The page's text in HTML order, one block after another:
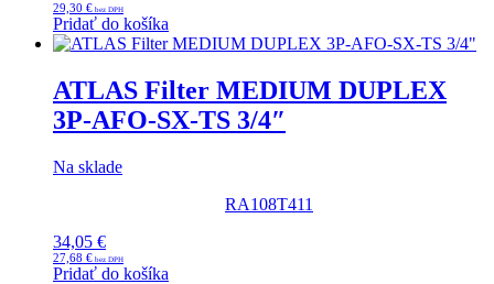
29,30 €
Pridať do košíka
ATLAS Filter MEDIUM DUPLEX
3P-AFO-SX-TS 3/4″
Na sklade
RA108T411
34,05 €
27,68 €
Pridať do košíka